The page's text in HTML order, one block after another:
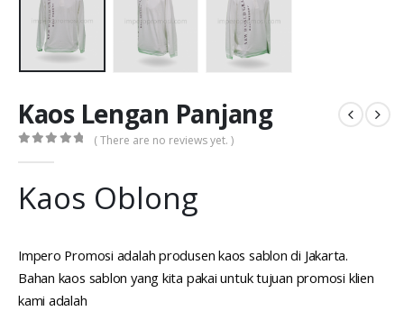
Kaos Lengan Panjang
( There are no reviews yet. )
Kaos Oblong
Impero Promosi adalah produsen kaos sablon di Jakarta.
Bahan kaos sablon yang kita pakai untuk tujuan promosi klien
kami adalah